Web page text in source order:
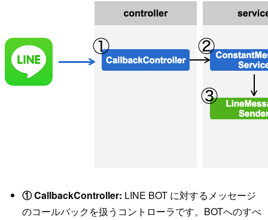
① CallbackController: LINE BOT に対するメッセージ
のコールバックを扱うコントローラです。BOTへのすべ